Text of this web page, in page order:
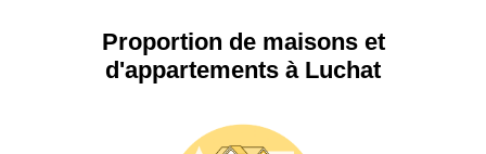
Proportion de maisons et
d'appartements à Luchat